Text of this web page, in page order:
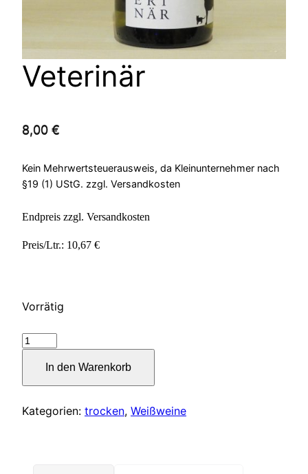
Veterinär
8,00 €
Kein Mehrwertsteuerausweis, da Kleinunternehmer nach
§19 (1) UStG. zzgl. Versandkosten
Endpreis zzgl. Versandkosten
Preis/Ltr.: 10,67 €
Vorrätig
Veterinär
In den Warenkorb
Kategorien: trocken, Weißweine